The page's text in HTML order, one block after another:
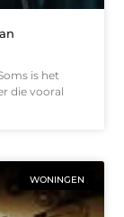
is het
die vooral
WONINGEN